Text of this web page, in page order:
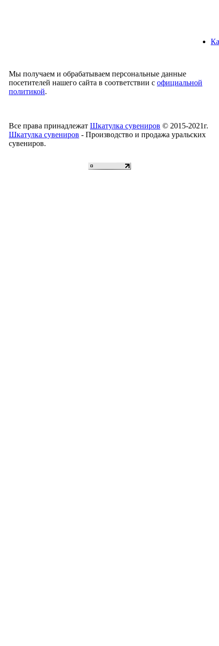
Мы получаем и обрабатываем персональные данные
посетителей нашего сайта в соответствии с официальной
политикой.
Все права принадлежат Шкатулка сувениров © 2015-2021г.
Шкатулка сувениров - Производство и продажа уральских
сувениров.